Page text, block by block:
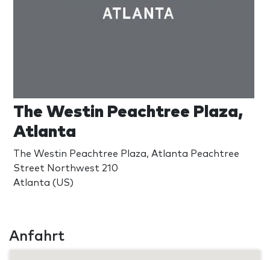
The Westin Peachtree Plaza,
Atlanta
The Westin Peachtree Plaza, Atlanta Peachtree
Street Northwest 210
Atlanta (US)
Anfahrt